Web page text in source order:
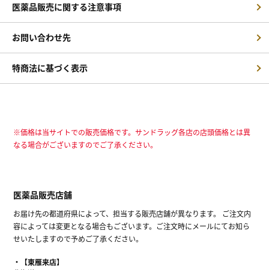
医薬品販売に関する注意事項
お問い合わせ先
特商法に基づく表示
※価格は当サイトでの販売価格です。サンドラッグ各店の店頭価格とは異
なる場合がございますのでご了承ください。
医薬品販売店舗
お届け先の都道府県によって、担当する販売店舗が異なります。 ご注文内
容によっては変更となる場合もございます。ご注文時にメールにてお知ら
せいたしますので予めご了承ください。
【東雁来店】